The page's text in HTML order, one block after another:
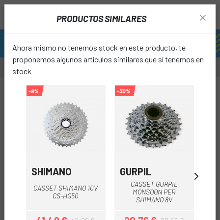
PRODUCTOS SIMILARES
Ahora mismo no tenemos stock en este producto, te
proponemos algunos artículos similares que sí tenemos en
stock
-9%
SHIMANO
CASSET SHIMANO 10V
CS-HG50
-30%
GURPIL
CASSET GURPIL
MONSOON PER
SHIMANO 8V